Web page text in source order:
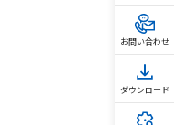
お問い合わせ
ダウンロード